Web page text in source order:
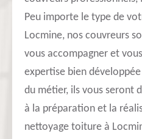
Peu importe le type de
Locmine, nos couvreurs
vous accompagner et
expertise bien
du métier, ils vous seront
à la préparation et la
nettoyage toiture à